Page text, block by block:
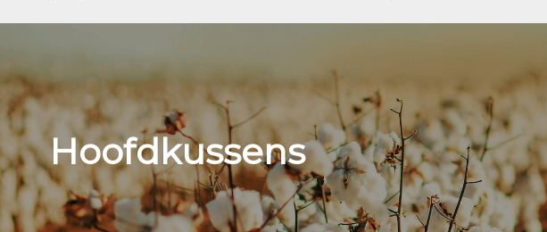
Hoofdkussens